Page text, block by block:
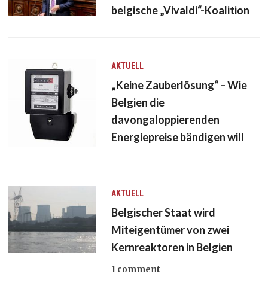
belgische „Vivaldi“-Koalition
AKTUELL
„Keine Zauberlösung“ – Wie
Belgien die
davongaloppierenden
Energiepreise bändigen will
AKTUELL
Belgischer Staat wird
Miteigentümer von zwei
Kernreaktoren in Belgien
1 comment